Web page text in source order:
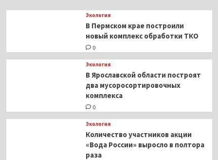
гуся
Экология
В Пермском крае построили
новый комплекс обработки ТКО
0
Экология
В Ярославской области построят
два мусоросортировочных
комплекса
0
Экология
Количество участников акции
«Вода России» выросло в полтора
раза